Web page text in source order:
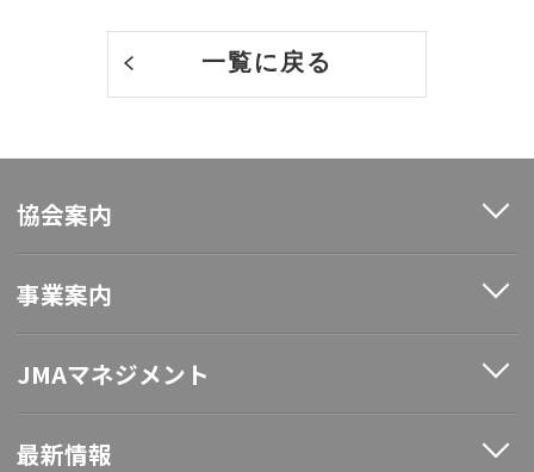
一覧に戻る
協会案内
事業案内
JMAマネジメント
最新情報